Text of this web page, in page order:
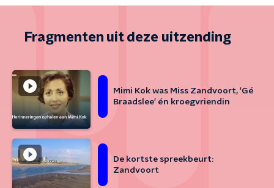
Fragmenten uit deze uitzending
Mimi Kok was Miss Zandvoort, 'Gé
Braadslee' én kroegvriendin
De kortste spreekbeurt:
Zandvoort